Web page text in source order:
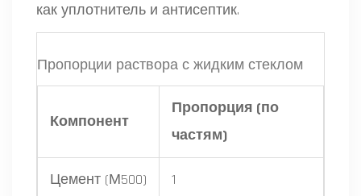
как уплотнитель и антисептик.
Пропорции раствора с жидким стеклом
Компонент
Пропорция (по
частям)
Цемент (М500) 1